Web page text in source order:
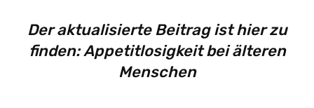
Der aktualisierte Beitrag ist hier zu
finden:Appetitlosigkeit bei älteren
Menschen